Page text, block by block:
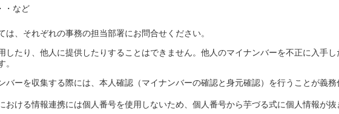
ど
、それぞれの事務の担当部署にお問合せください。
たり、他人に提供したりすることはできません。他人のマイナンバーを不正に入手し
ーを収集する際には、本人確認（マイナンバーの確認と身元確認）を行うことが義務
ける情報連携には個人番号を使用しないため、個人番号から芋づる式に個人情報が抜